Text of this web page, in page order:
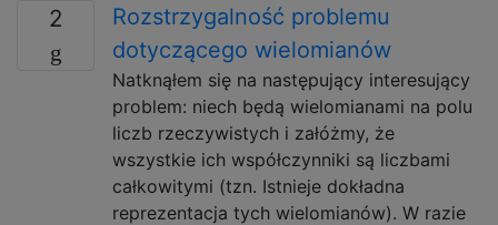
2
Rozstrzygalność problemu
dotyczącego wielomianów
Natknąłem się na następujący interesujący
problem: niech będą wielomianami na polu
liczb rzeczywistych i załóżmy, że
wszystkie ich współczynniki są liczbami
całkowitymi (tzn. Istnieje dokładna
reprezentacja tych wielomianów). W razie